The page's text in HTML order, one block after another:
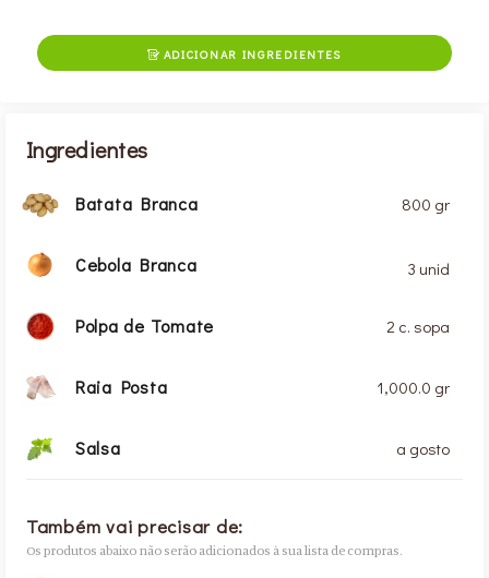
ADICIONAR INGREDIENTES
Ingredientes
Batata Branca 800 gr
Cebola Branca 3 unid
Polpa de Tomate 2 c. sopa
Raia Posta 1,000.0 gr
Salsa a gosto
Também vai precisar de:
Os produtos abaixo não serão adicionados à sua lista de compras.